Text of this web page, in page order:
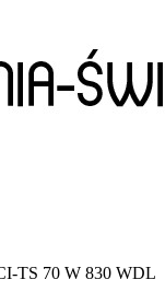
TS 70 W 830 WDL